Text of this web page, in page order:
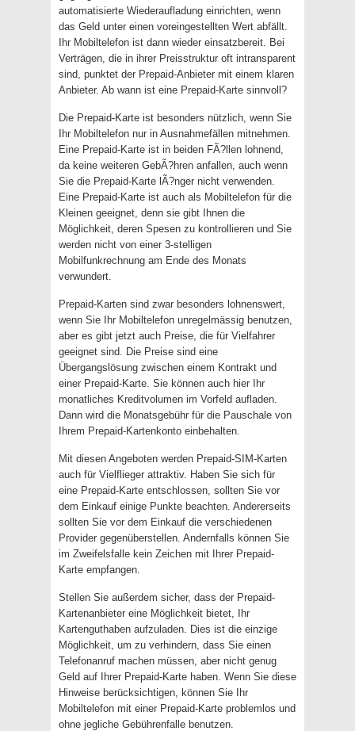
automatisierte Wiederaufladung einrichten, wenn
das Geld unter einen voreingestellten Wert abfällt.
Ihr Mobiltelefon ist dann wieder einsatzbereit. Bei
Verträgen, die in ihrer Preisstruktur oft intransparent
sind, punktet der Prepaid-Anbieter mit einem klaren
Anbieter. Ab wann ist eine Prepaid-Karte sinnvoll?
Die Prepaid-Karte ist besonders nützlich, wenn Sie
Ihr Mobiltelefon nur in Ausnahmefällen mitnehmen.
Eine Prepaid-Karte ist in beiden FÃ?llen lohnend,
da keine weiteren GebÃ?hren anfallen, auch wenn
Sie die Prepaid-Karte lÃ?nger nicht verwenden.
Eine Prepaid-Karte ist auch als Mobiltelefon für die
Kleinen geeignet, denn sie gibt Ihnen die
Möglichkeit, deren Spesen zu kontrollieren und Sie
werden nicht von einer 3-stelligen
Mobilfunkrechnung am Ende des Monats
verwundert.
Prepaid-Karten sind zwar besonders lohnenswert,
wenn Sie Ihr Mobiltelefon unregelmässig benutzen,
aber es gibt jetzt auch Preise, die für Vielfahrer
geeignet sind. Die Preise sind eine
Übergangslösung zwischen einem Kontrakt und
einer Prepaid-Karte. Sie können auch hier Ihr
monatliches Kreditvolumen im Vorfeld aufladen.
Dann wird die Monatsgebühr für die Pauschale von
Ihrem Prepaid-Kartenkonto einbehalten.
Mit diesen Angeboten werden Prepaid-SIM-Karten
auch für Vielflieger attraktiv. Haben Sie sich für
eine Prepaid-Karte entschlossen, sollten Sie vor
dem Einkauf einige Punkte beachten. Andererseits
sollten Sie vor dem Einkauf die verschiedenen
Provider gegenüberstellen. Andernfalls können Sie
im Zweifelsfalle kein Zeichen mit Ihrer Prepaid-
Karte empfangen.
Stellen Sie außerdem sicher, dass der Prepaid-
Kartenanbieter eine Möglichkeit bietet, Ihr
Kartenguthaben aufzuladen. Dies ist die einzige
Möglichkeit, um zu verhindern, dass Sie einen
Telefonanruf machen müssen, aber nicht genug
Geld auf Ihrer Prepaid-Karte haben. Wenn Sie diese
Hinweise berücksichtigen, können Sie Ihr
Mobiltelefon mit einer Prepaid-Karte problemlos und
ohne jegliche Gebührenfalle benutzen.